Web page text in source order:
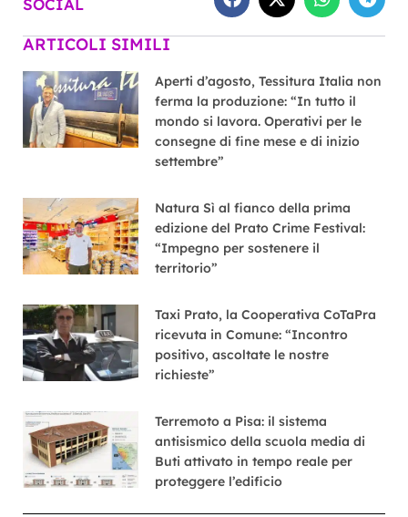
SOCIAL
ARTICOLI SIMILI
Aperti d’agosto, Tessitura Italia non
ferma la produzione: “In tutto il
mondo si lavora. Operativi per le
consegne di fine mese e di inizio
settembre”
Natura Sì al fianco della prima
edizione del Prato Crime Festival:
“Impegno per sostenere il
territorio”
Taxi Prato, la Cooperativa CoTaPra
ricevuta in Comune: “Incontro
positivo, ascoltate le nostre
richieste”
Terremoto a Pisa: il sistema
antisismico della scuola media di
Buti attivato in tempo reale per
proteggere l’edificio